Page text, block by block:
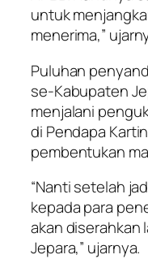
untuk
menerima,”
Puluhan
se-Kabupaten
menjalani
di Pendapa
pembentukan
“Nanti setelah
kepada para
akan diserahkan
Jepara,” ujarnya.